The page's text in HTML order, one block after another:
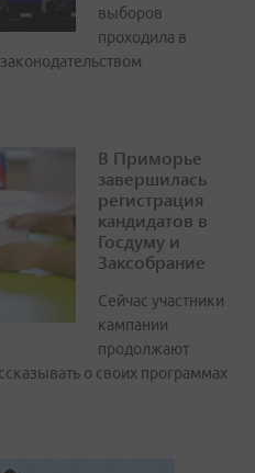
выборов
проходила в
В Приморье
завершилась
регистрация
кандидатов в
Госдуму и
Заксобрание
Сейчас участники
кампании
продолжают
о своих программах